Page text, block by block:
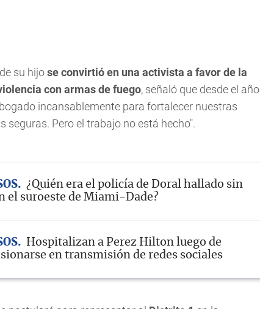
su hijose convirtió en una activista a favor de la
con armas de fuego, señaló que desde el año
incansablemente para fortalecer nuestras
seguras. Pero el trabajo no está hecho".
¿Quién era el policía de Doral hallado sin
el suroeste de Miami-Dade?
Hospitalizan a Perez Hilton luego de
en transmisión de redes sociales